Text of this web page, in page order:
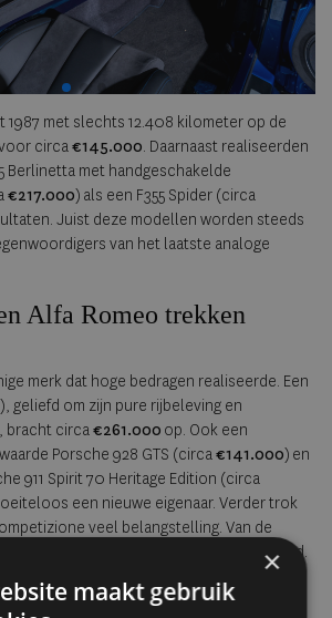
1987 met slechts 12.408 kilometer op de
circa€145.000. Daarnaast realiseerden
Berlinetta met handgeschakelde
€217.000) als een F355 Spider (circa
Juist deze modellen worden steeds
van het laatste analoge
Alfa Romeo trekken
merk dat hoge bedragen realiseerde. Een
geliefd om zijn pure rijbeleving en
bracht circa€261.000 op. Ook een
Porsche 928 GTS (circa€141.000) en
911 Spirit 70 Heritage Edition (circa
een nieuwe eigenaar. Verder trok
veel belangstelling. Van de
slechts zeventig exemplaren geleverd.
met iets meer dan 2.000 kilometer op de
circa €310.000.
×
maakt gebruik